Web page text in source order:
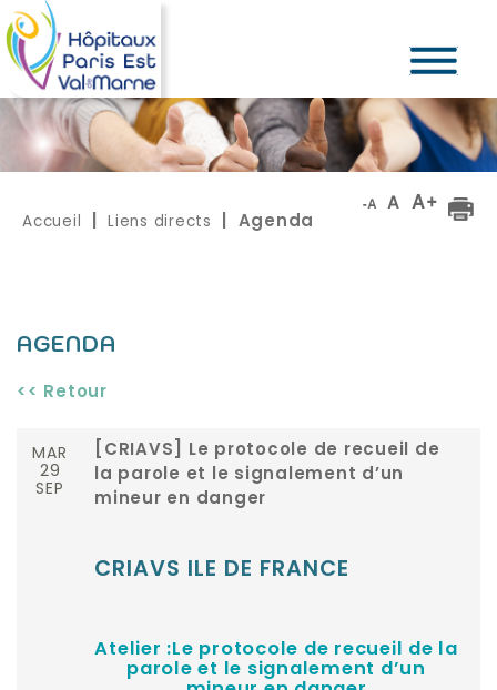
Accueil Liens directs | Agenda
AGENDA
<< Retour
MAR
29
SEP
[CRIAVS] Le protocole de recueil de
la parole et le signalement d’un
mineur en danger
CRIAVS ILE DE FRANCE
Atelier :Le protocole de recueil de la
parole et le signalement d’un